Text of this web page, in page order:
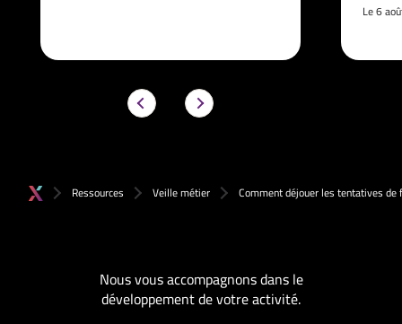
Le 6
Ressources Veille métier Comment déjouer les tentatives de
Nous vous accompagnons dans le
développement de votre activité.